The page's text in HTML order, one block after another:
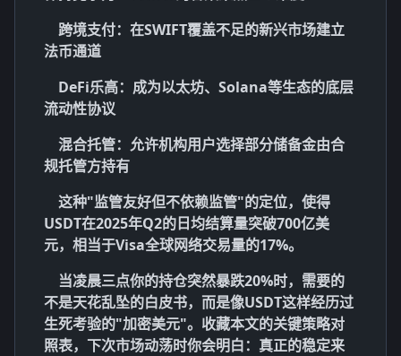
跨境支付：在SWIFT覆盖不足的新兴市场建立
法币通道
DeFi乐高：成为以太坊、Solana等生态的底层
流动性协议
混合托管：允许机构用户选择部分储备金由合
规托管方持有
这种"监管友好但不依赖监管"的定位，使得
USDT在2025年Q2的日均结算量突破700亿美
元，相当于Visa全球网络交易量的17%。
当凌晨三点你的持仓突然暴跌20%时，需要的
不是天花乱坠的白皮书，而是像USDT这样经历过
生死考验的"加密美元"。收藏本文的关键策略对
照表，下次市场动荡时你会明白：真正的稳定来